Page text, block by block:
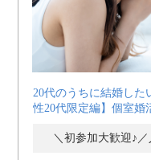
プラ
20代のうちに結婚した
性20代限定編】個室婚
＼初参加大歓迎♪